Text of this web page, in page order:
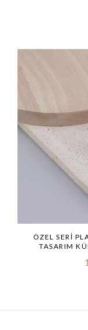
ÖZEL SERI
TASARIM